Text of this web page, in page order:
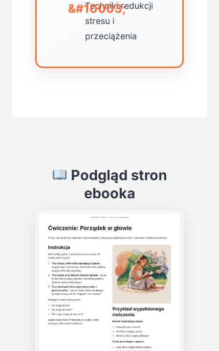
Techniki redukcji
stresu i
przeciążenia
Podgląd stron
ebooka